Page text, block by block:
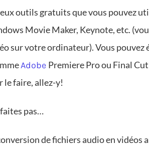
outils gratuits que vous pouvez
Movie Maker, Keynote, etc.
sur votre ordinateur). Vous pouvez
Adobe Premiere Pro ou Final
le faire, allez-y!
pas…
de fichiers audio en vidéos